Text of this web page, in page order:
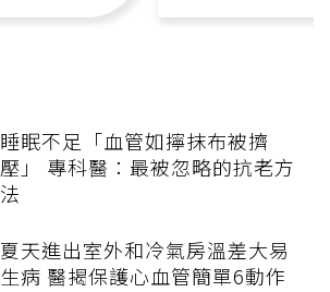
睡眠不足「血管如擰抹布被擠
壓」 專科醫：最被忽略的抗老方
法
夏天進出室外和冷氣房溫差大易
生病 醫揭保護心血管簡單6動作